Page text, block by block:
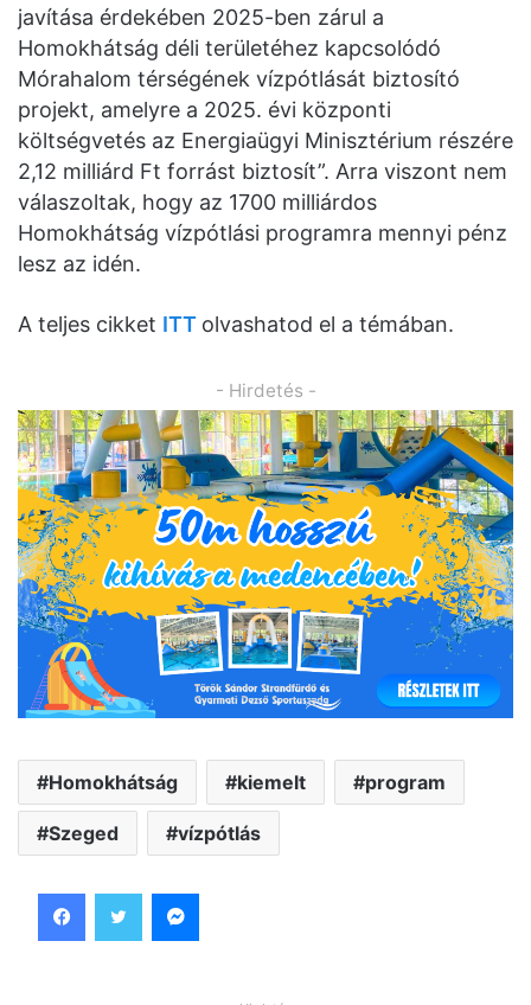
javítása érdekében 2025-ben zárul a
Homokhátság déli területéhez kapcsolódó
Mórahalom térségének vízpótlását biztosító
projekt, amelyre a 2025. évi központi
költségvetés az Energiaügyi Minisztérium részére
2,12 milliárd Ft forrást biztosít”. Arra viszont nem
válaszoltak, hogy az 1700 milliárdos
Homokhátság vízpótlási programra mennyi pénz
lesz az idén.
A teljes cikket ITT olvashatod el a témában.
- Hirdetés -
Homokhátság kiemelt program
Szeged vízpótlás